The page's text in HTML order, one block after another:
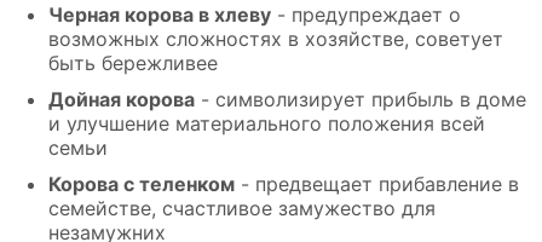
Черная корова в хлеву - предупреждает о
возможных сложностях в хозяйстве, советует
быть бережливее
Дойная корова - символизирует прибыль в доме
и улучшение материального положения всей
семьи
Корова с теленком - предвещает прибавление в
семействе, счастливое замужество для
незамужних